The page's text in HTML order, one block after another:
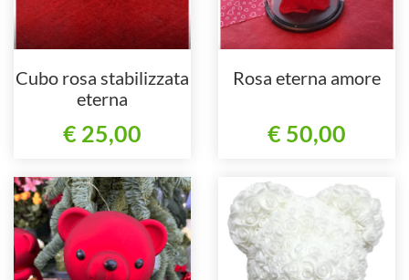
Cubo rosa stabilizzata
eterna
€ 25,00
Rosa eterna amore
€ 50,00